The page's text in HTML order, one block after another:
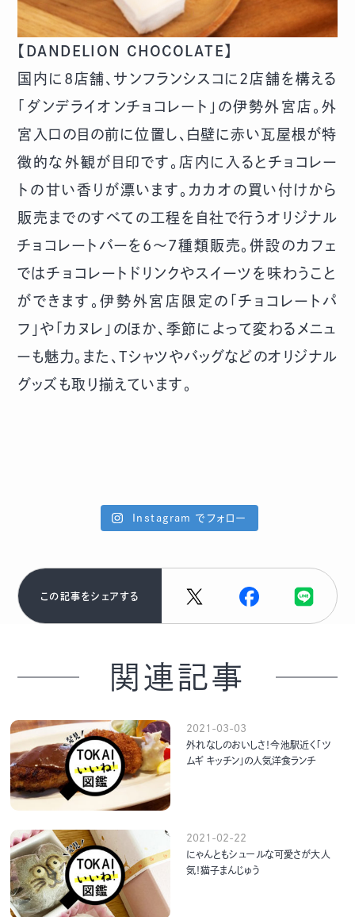
【DANDELION CHOCOLATE】
国内に8店舗、サンフランシスコに2店舗を構える
「ダンデライオンチョコレート」の伊勢外宮店。外
宮入口の目の前に位置し、白壁に赤い瓦屋根が特
徴的な外観が目印です。店内に入るとチョコレー
トの甘い香りが漂います。カカオの買い付けから
販売までのすべての工程を自社で行うオリジナル
チョコレートバーを6～7種類販売。併設のカフェ
ではチョコレートドリンクやスイーツを味わうこと
ができます。伊勢外宮店限定の「チョコレートパ
フ」や「カヌレ」のほか、季節によって変わるメニュ
ーも魅力。また、Tシャツやバッグなどのオリジナル
グッズも取り揃えています。
Instagram でフォロー
この記事をシェアする
関連記事
2021-03-03
外れなしのおいしさ！今池駅近く「ツ
ムギ キッチン」の人気洋食ランチ
2021-02-22
にゃんともシュールな可愛さが大人
気！猫子まんじゅう